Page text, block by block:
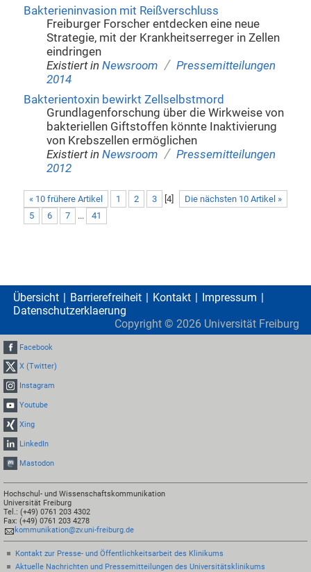
Bakterieninvasion mit Reißverschluss
Freiburger Forscher entdecken eine neue
Strategie, mit der Krankheitserreger in Zellen
eindringen
Existiert in Newsroom / Pressemitteilungen
2014
Bakterientoxin bewirkt Zellselbstmord
Grundlagenforschung über die Wirkweise von
bakteriellen Giftstoffen könnte Inaktivierung
von Krebszellen ermöglichen
Existiert in Newsroom / Pressemitteilungen
2012
« 10 frühere Artikel Die nächsten 10 Artikel »
1 2 3 4]
5
6 7 ... 41
Übersicht Barrierefreiheit Kontakt
Impressum
Datenschutzerklaerung
Copyright © 2026 Universität Freiburg
Facebook
X (Twitter)
Instagram
Youtube
Xing
LinkedIn
Mastodon
Hochschul- und Wissenschaftskommunikation
Universität Freiburg
Tel.: (+49) 0761 203 4302
Fax: (+49) 0761 203 4278
kommunikation@zv.uni-freiburg.de
Kontakt zur Presse- und Öffentlichkeitsarbeit des Klinikums
Aktuelle Nachrichten und Pressemitteilungen des Universitätsklinikums